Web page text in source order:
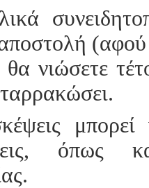
νιώσετε
όπως